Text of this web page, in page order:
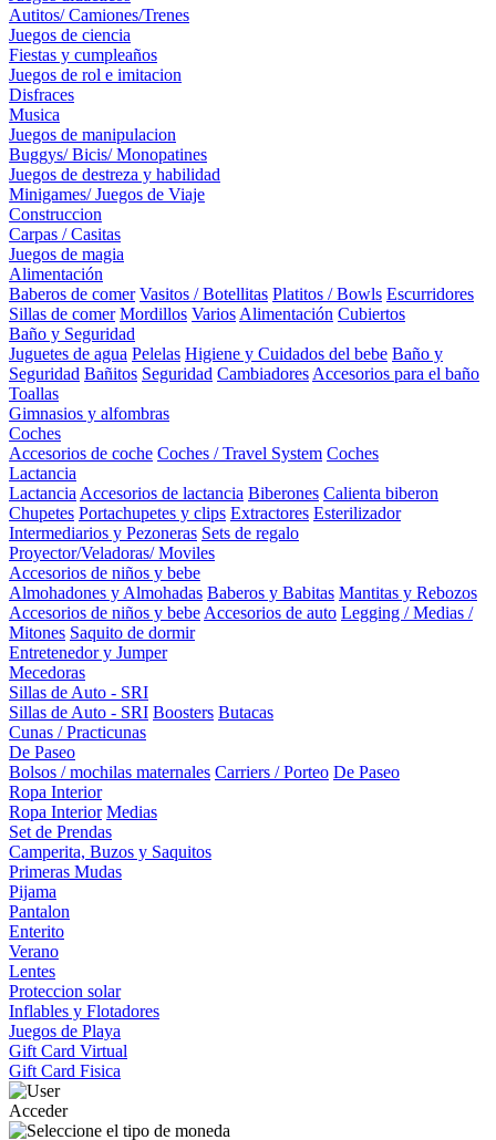
Autitos/ Camiones/Trenes
Juegos de ciencia
Fiestas y cumpleaños
Juegos de rol e imitacion
Disfraces
Musica
Juegos de manipulacion
Buggys/ Bicis/ Monopatines
Juegos de destreza y habilidad
Minigames/ Juegos de Viaje
Construccion
Carpas / Casitas
Juegos de magia
Alimentación
Baberos de comer Vasitos / Botellitas Platitos / Bowls Escurridores
Sillas de comer Mordillos Varios Alimentación Cubiertos
Baño y Seguridad
Juguetes de agua Pelelas Higiene y Cuidados del bebe Baño y
Seguridad Bañitos Seguridad Cambiadores Accesorios para el baño
Toallas
Gimnasios y alfombras
Coches
Accesorios de coche Coches / Travel System Coches
Lactancia
Lactancia Accesorios de lactancia Biberones Calienta biberon
Chupetes Portachupetes y clips Extractores Esterilizador
Intermediarios y Pezoneras Sets de regalo
Proyector/Veladoras/ Moviles
Accesorios de niños y bebe
Almohadones y Almohadas Baberos y Babitas Mantitas y Rebozos
Accesorios de niños y bebe Accesorios de auto Legging / Medias /
Mitones Saquito de dormir
Entretenedor y Jumper
Mecedoras
Sillas de Auto - SRI
Sillas de Auto - SRI Boosters Butacas
Cunas / Practicunas
De Paseo
Bolsos / mochilas maternales Carriers / Porteo De Paseo
Ropa Interior
Ropa Interior Medias
Set de Prendas
Camperita, Buzos y Saquitos
Primeras Mudas
Pijama
Pantalon
Enterito
Verano
Lentes
Proteccion solar
Inflables y Flotadores
Juegos de Playa
Gift Card Virtual
Gift Card Fisica
Acceder